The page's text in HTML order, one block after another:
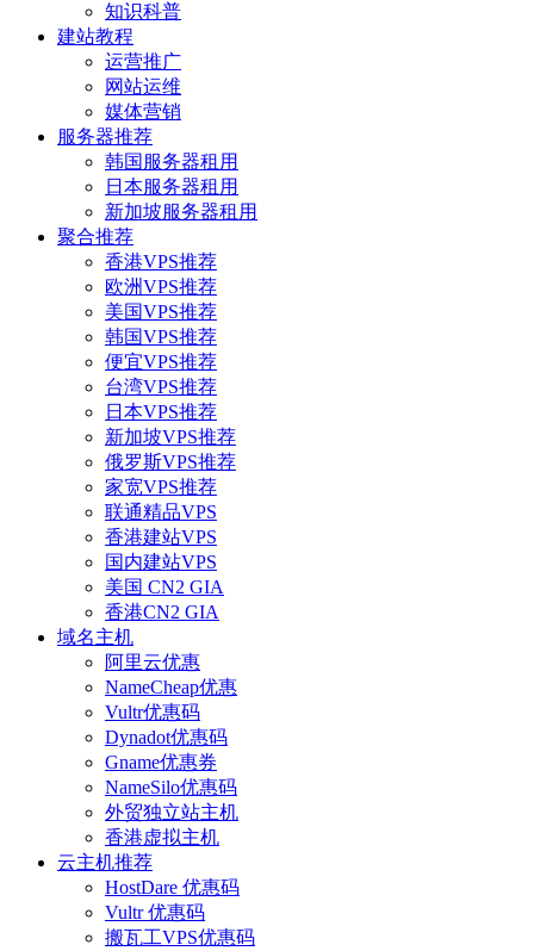
知识科普
建站教程
运营推广
网站运维
媒体营销
服务器推荐
韩国服务器租用
日本服务器租用
新加坡服务器租用
聚合推荐
香港VPS推荐
欧洲VPS推荐
美国VPS推荐
韩国VPS推荐
便宜VPS推荐
台湾VPS推荐
日本VPS推荐
新加坡VPS推荐
俄罗斯VPS推荐
家宽VPS推荐
联通精品VPS
香港建站VPS
国内建站VPS
美国 CN2 GIA
香港CN2 GIA
域名主机
阿里云优惠
NameCheap优惠
Vultr优惠码
Dynadot优惠码
Gname优惠券
NameSilo优惠码
外贸独立站主机
香港虚拟主机
云主机推荐
HostDare 优惠码
Vultr 优惠码
搬瓦工VPS优惠码